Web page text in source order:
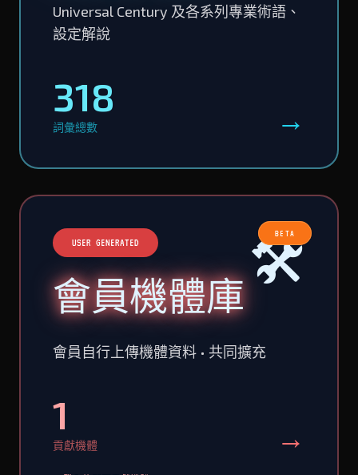
Universal Century 及各系列專業術語、
設定解說
318
詞彙總數 →
BETA
USER GENERATED
會員機體庫
🛠️
會員自行上傳機體資料 • 共同擴充
1
貢獻機體 →